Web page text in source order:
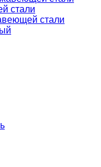
стали
стали